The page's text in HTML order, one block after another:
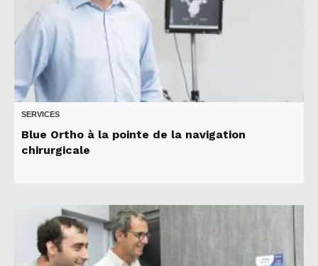
SERVICES
Blue Ortho à la pointe de la navigation
chirurgicale